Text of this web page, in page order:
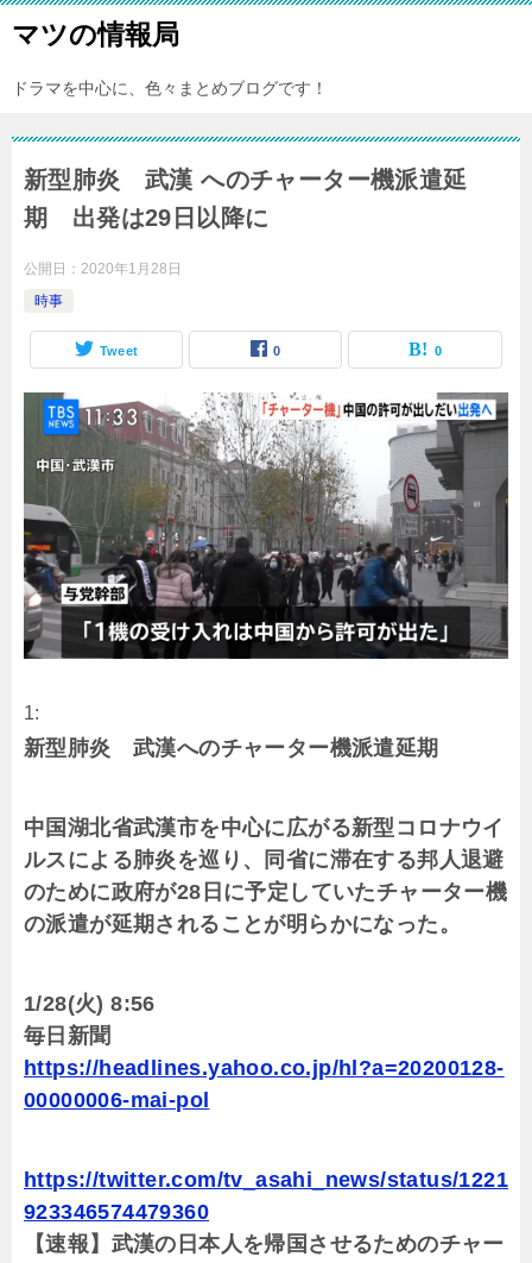
マツの情報局
ドラマを中心に、色々まとめブログです！
新型肺炎 武漢 へのチャーター機派遣延
期 出発は29日以降に
公開日： 2020年1月28日
時事
Tweet 0 0
1:
新型肺炎 武漢へのチャーター機派遣延期
中国湖北省武漢市を中心に広がる新型コロナウイ
ルスによる肺炎を巡り、同省に滞在する邦人退避
のために政府が28日に予定していたチャーター機
の派遣が延期されることが明らかになった。
1/28(火) 8:56
毎日新聞
https://headlines.yahoo.co.jp/hl?a=20200128-
00000006-mai-pol
https://twitter.com/tv_asahi_news/status/1221
923346574479360
【速報】武漢の日本人を帰国させるためのチャー